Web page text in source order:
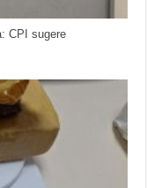
CPI sugere